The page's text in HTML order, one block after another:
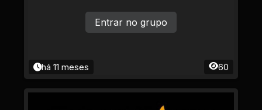
há 11 meses 60
Entrar no grupo